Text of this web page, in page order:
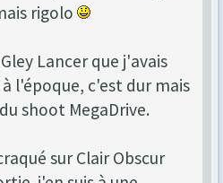
rigolo
Lancer que j'avais
l'époque, c'est dur mais
shoot MegaDrive.
sur Clair Obscur